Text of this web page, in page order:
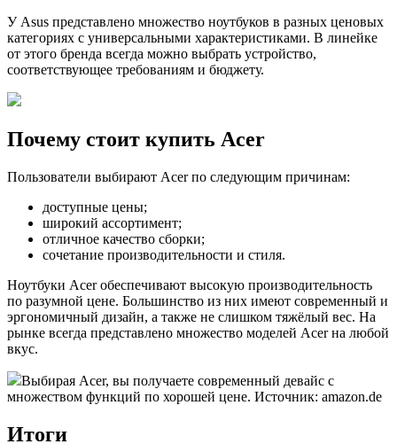
У Asus представлено множество ноутбуков в разных ценовых
категориях с универсальными характеристиками. В линейке
от этого бренда всегда можно выбрать устройство,
соответствующее требованиям и бюджету.
Почему стоит купить Acer
Пользователи выбирают Acer по следующим причинам:
доступные цены;
широкий ассортимент;
отличное качество сборки;
сочетание производительности и стиля.
Ноутбуки Acer обеспечивают высокую производительность
по разумной цене. Большинство из них имеют современный и
эргономичный дизайн, а также не слишком тяжёлый вес. На
рынке всегда представлено множество моделей Acer на любой
вкус.
Выбирая Acer, вы получаете современный девайс с
множеством функций по хорошей цене. Источник: amazon.de
Итоги